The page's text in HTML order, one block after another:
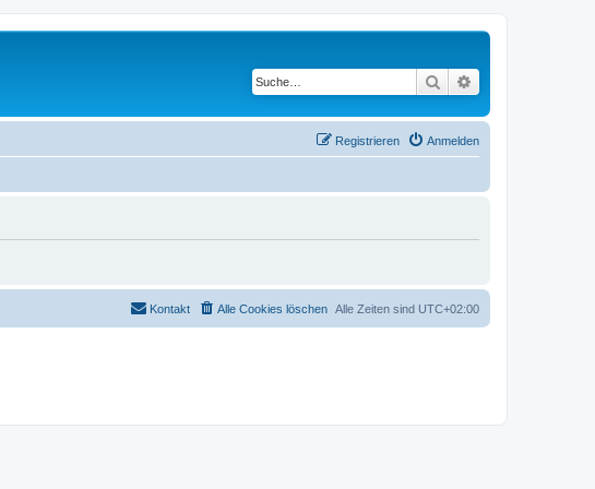
Suche
Anmelden
Registrieren
Alle Zeiten sind UTC+02:00
Alle Cookies löschen
Kontakt